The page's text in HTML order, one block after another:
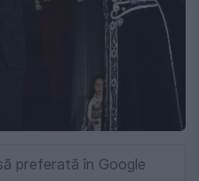
preferată în Google